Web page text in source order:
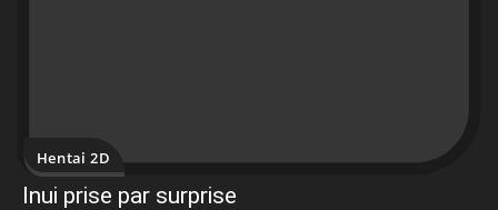
Hentai 2D
Inui prise par surprise